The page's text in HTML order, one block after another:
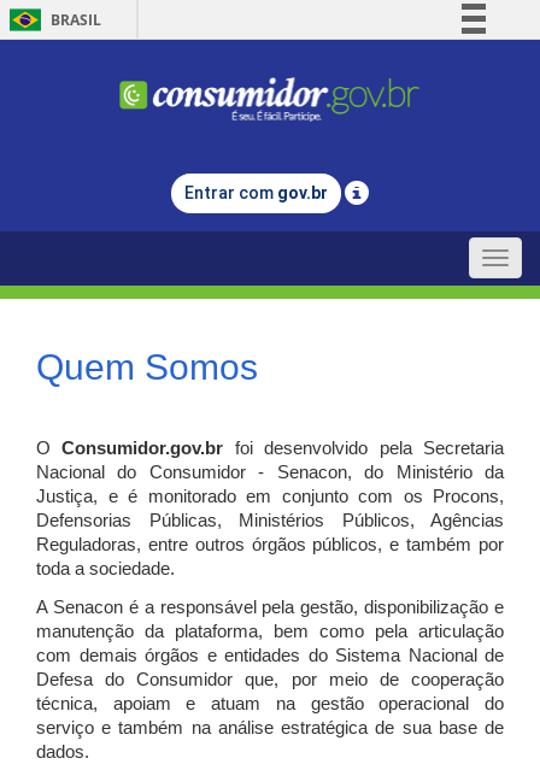
BRASIL
Comunica BR
Legislação
Entrar com gov.br
Toggle
Quem Somos
OConsumidor.gov.br
foi desenvolvido pela Secretaria
Nacional do Consumidor - Senacon, do Ministério da
Justiça, e é monitorado em conjunto com os Procons,
Defensorias Públicas, Ministérios Públicos, Agências
Reguladoras, entre outros órgãos públicos, e também por
toda a sociedade.
A Senacon é a responsável pela gestão, disponibilização e
manutenção da plataforma, bem como pela articulação
com demais órgãos e entidades do Sistema Nacional de
Defesa do Consumidor que, por meio de cooperação
técnica, apoiam e atuam na gestão operacional do
serviço e também na análise estratégica de sua base de
dados.